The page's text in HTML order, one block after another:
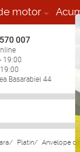
motor
007
19:00
Basarabiei 44
/ Platin/ Anvelope de